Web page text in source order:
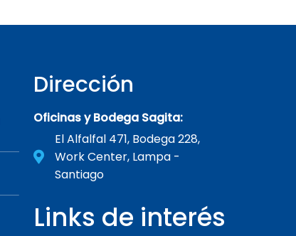
Dirección
Oficinas y Bodega Sagita:
El Alfalfal 471, Bodega 228,
Work Center, Lampa -
Santiago
Links de interés